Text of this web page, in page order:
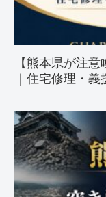
【熊本県が注
｜住宅修理・